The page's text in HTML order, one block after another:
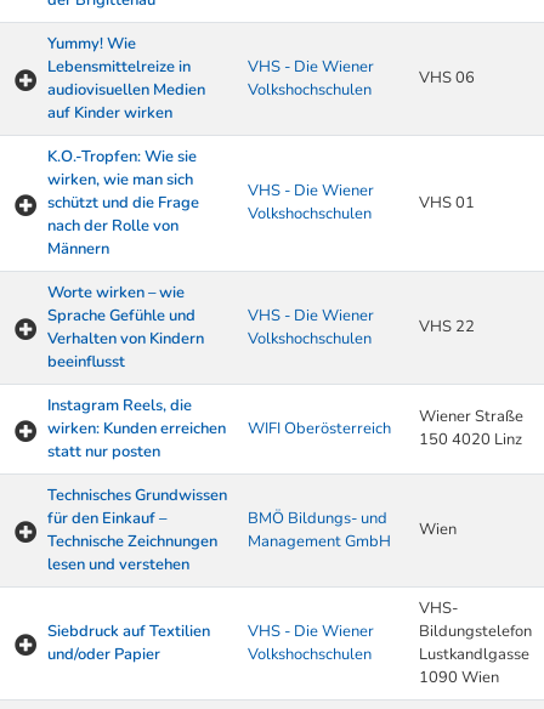
Yummy! Wie
Lebensmittelreize in
audiovisuellen Medien
auf Kinder wirken
VHS - Die Wiener
Volkshochschulen
VHS 06
K.O.-Tropfen: Wie sie
wirken, wie man sich
schützt und die Frage
nach der Rolle von
Männern
VHS - Die Wiener
Volkshochschulen
VHS 01
Worte wirken – wie
Sprache Gefühle und
Verhalten von Kindern
beeinflusst
VHS - Die Wiener
Volkshochschulen
VHS 22
Instagram Reels, die
wirken: Kunden erreichen
statt nur posten
WIFI Oberösterreich
Wiener Straße
150 4020 Linz
Technisches Grundwissen
für den Einkauf –
Technische Zeichnungen
lesen und verstehen
BMÖ Bildungs- und
Management GmbH
Wien
Siebdruck auf Textilien
und/oder Papier
VHS - Die Wiener
Volkshochschulen
VHS-
Bildungstelefon
Lustkandlgasse
1090 Wien